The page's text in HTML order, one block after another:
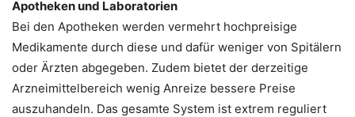
Apotheken und Laboratorien
Bei den Apotheken werden vermehrt hochpreisige
Medikamente durch diese und dafür weniger von Spitälern
oder Ärzten abgegeben. Zudem bietet der derzeitige
Arzneimittelbereich wenig Anreize bessere Preise
auszuhandeln. Das gesamte System ist extrem reguliert